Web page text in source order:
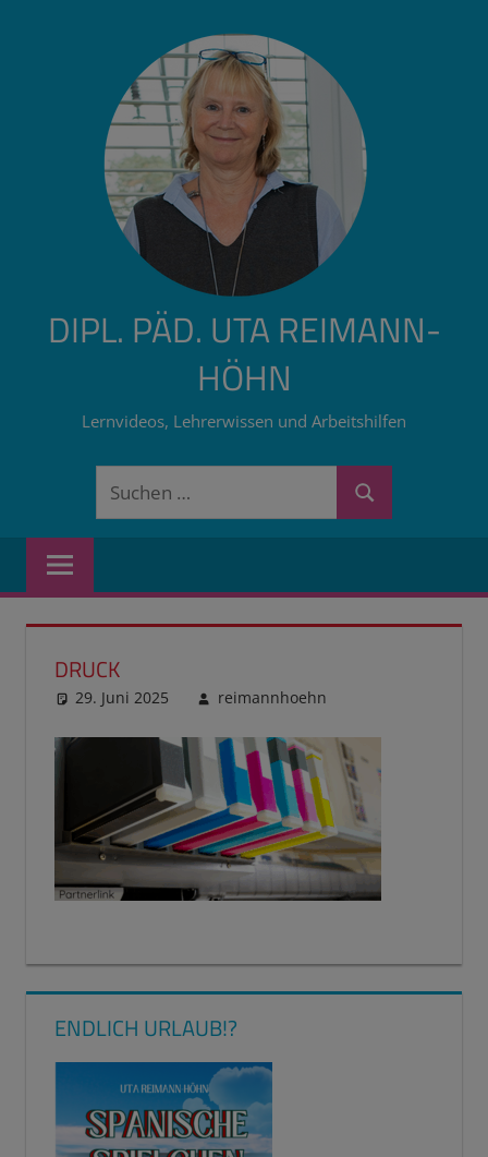
DIPL. PÄD. UTA REIMANN-
HÖHN
Lernvideos, Lehrerwissen und Arbeitshilfen
Suchen
Suchen
DRUCK
29. Juni 2025 reimannhoehn
ENDLICH URLAUB!?